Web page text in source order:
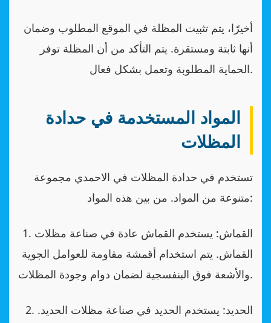
أخيرًا، يتم تثبيت المظلة في الموقع المطلوب وضمان
أنها ثابتة ومستقرة. يتم التأكد من أن المظلة توفر
الحماية المطلوبة وتعمل بشكل فعال.
المواد المستخدمة في حدادة
المظلات
تستخدم في حدادة المظلات في الاحمدي مجموعة
متنوعة من المواد. من بين هذه المواد:
1. القماش: يستخدم القماش عادة في صناعة مظلات
القماش. يتم استخدام أقمشة مقاومة للعوامل الجوية
والأشعة فوق البنفسجية لضمان دوام وجودة المظلات.
2. الحديد: يستخدم الحديد في صناعة مظلات الحديد.